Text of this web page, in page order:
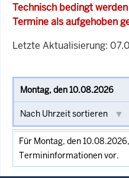
Technisch bedingt
Termine als aufgehoben
Letzte Aktualisierung:
Für Montag, den
Termininformationen vor.